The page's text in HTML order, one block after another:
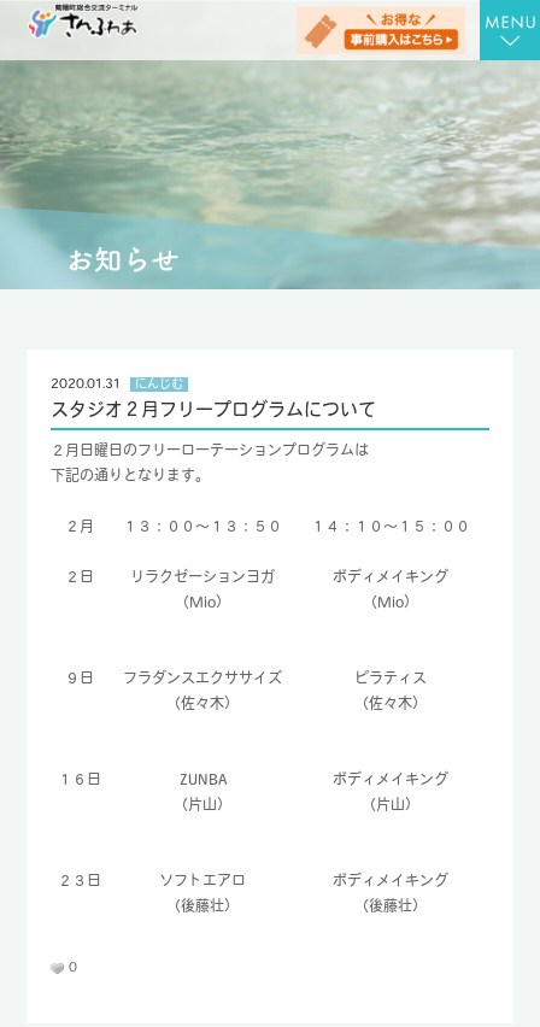
さんさんの湯
お食事処 さん膳
健康増進施設 にんじむ
お問合せ
お知らせ
TEL : 096-232-8690
2020.01.31 にんじむ
スタジオ２月フリープログラムについて
２月日曜日のフリーローテーションプログラムは
下記の通りとなります。
２月 １３：００～１３：５０ １４：１０～１５：００
２日
リラクゼーションヨガ
（Mio）
ボディメイキング
（Mio）
９日
フラダンスエクササイズ
（佐々木）
ピラティス
（佐々木）
１６日
ZUNBA
（片山）
ボディメイキング
（片山）
２３日
ソフトエアロ
（後藤壮）
ボディメイキング
（後藤壮）
0